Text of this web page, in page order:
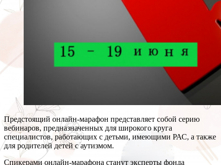
Предстоящий онлайн-марафон представляет собой серию
вебинаров, предназначенных для широкого круга
специалистов, работающих с детьми, имеющими РАС, а также
для родителей детей с аутизмом.
Спикерами онлайн-марафона станут эксперты фонда